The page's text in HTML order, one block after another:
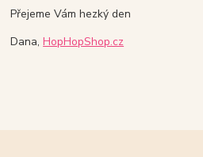
Přejeme Vám hezký den
Dana,HopHopShop.cz